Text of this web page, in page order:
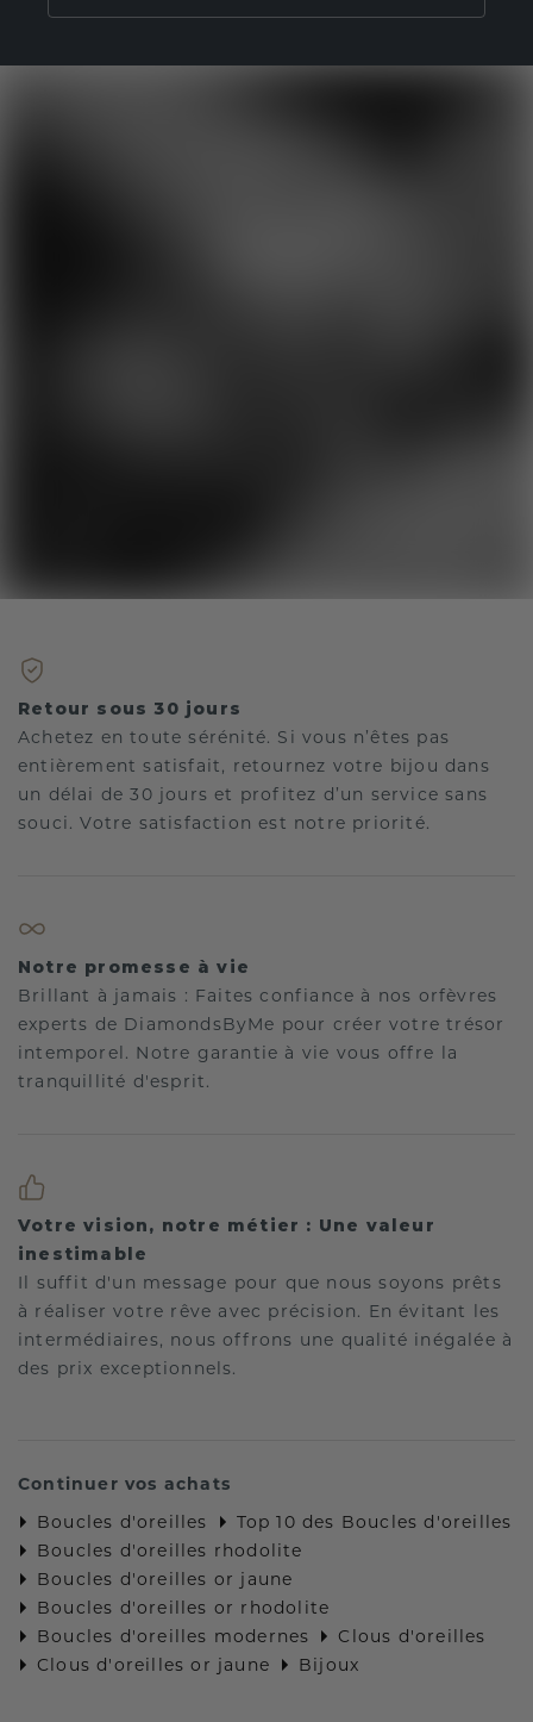
Retour sous 30 jours
Achetez en toute sérénité. Si vous n’êtes pas
entièrement satisfait, retournez votre bijou dans
un délai de 30 jours et profitez d’un service sans
souci. Votre satisfaction est notre priorité.
Notre promesse à vie
Brillant à jamais : Faites confiance à nos orfèvres
experts de DiamondsByMe pour créer votre trésor
intemporel. Notre garantie à vie vous offre la
tranquillité d'esprit.
Votre vision, notre métier : Une valeur
inestimable
Il suffit d'un message pour que nous soyons prêts
à réaliser votre rêve avec précision. En évitant les
intermédiaires, nous offrons une qualité inégalée à
des prix exceptionnels.
Continuer vos achats
Boucles d'oreilles
Top 10 des Boucles d'oreilles
Boucles d'oreilles rhodolite
Boucles d'oreilles or jaune
Boucles d'oreilles or rhodolite
Boucles d'oreilles modernes
Clous d'oreilles
Clous d'oreilles or jaune
Bijoux